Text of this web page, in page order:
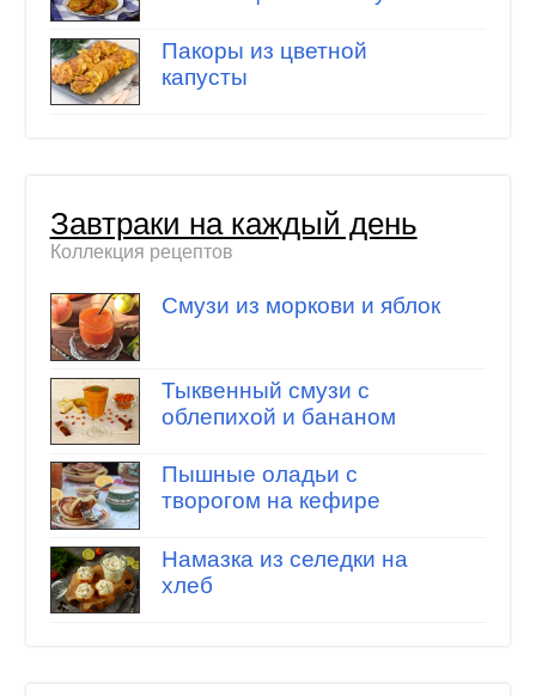
Пакоры из цветной
капусты
Завтраки на каждый день
Коллекция рецептов
Смузи из моркови и яблок
Тыквенный смузи с
облепихой и бананом
Пышные оладьи с
творогом на кефире
Намазка из селедки на
хлеб